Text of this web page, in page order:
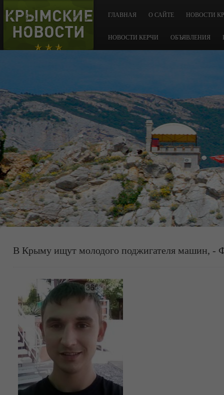
КРЫМСКИЕ
НОВОСТИ
ГЛАВНАЯ О САЙТЕ НОВОСТИ
НОВОСТИ КЕРЧИ ОБЪЯВЛЕНИЯ
В Крыму ищут молодого поджигателя машин,